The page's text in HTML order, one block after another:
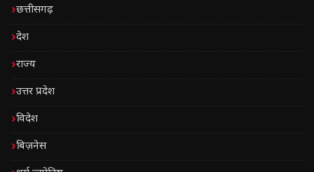
छत्तीसगढ़
देश
राज्य
उत्तर प्रदेश
विदेश
बिज़नेस